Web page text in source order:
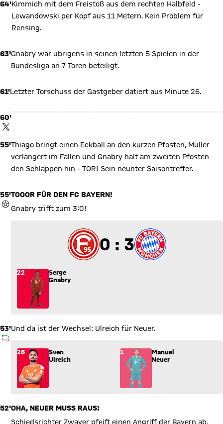
64'Kimmich mit dem Freistoß aus dem rechten Halbfeld -
Lewandowski per Kopf aus 11 Metern. Kein Problem für
Rensing.
63'Gnabry war übrigens in seinen letzten 5 Spielen in der
Bundesliga an 7 Toren beteiligt.
61'Letzter Torschuss der Gastgeber datiert aus Minute 26.
60'
TWITTER-BEITRAG
X Inhalte anzeigen
verarbeiten. Vorher kann das soziale Netzwerk keine Daten über
Einwilligungslösung ändern. Details: Datenschutzerklärung
55'Thiago bringt einen Eckball an den kurzen Pfosten, Müller
verlängert im Fallen und Gnabry hält am zweiten Pfosten
den Schlappen hin - TOR! Sein neunter Saisontreffer.
55'
TOR
TOOOR FÜR DEN FC BAYERN!
Gnabry trifft zum 3:0!
0 zu 3
0 : 3
22
Serge
Gnabry
53'
AUSWECHSLUNG
Und da ist der Wechsel: Ulreich für Neuer.
Wechsel: Sven Ulreich (26) kommt für Manuel Neuer (1) ins
26
Sven
Ulreich
1
Manuel
Neuer
52'OHA, NEUER MUSS RAUS!
Schiedsrichter Zwayer pfeift einen Angriff der Bayern ab,